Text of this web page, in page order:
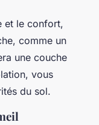
et le confort,
comme un
une couche
vous
du sol.